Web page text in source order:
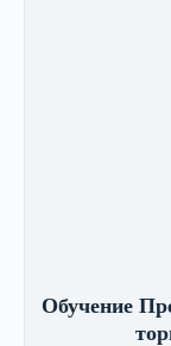
Обучение